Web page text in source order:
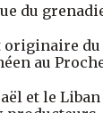
du
originaire du
au
et le